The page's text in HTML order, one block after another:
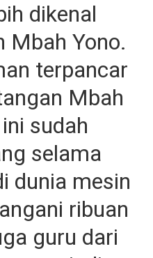
dikenal
Mbah Yono.
terpancar
Mbah
sudah
selama
dunia mesin
ribuan
guru dari